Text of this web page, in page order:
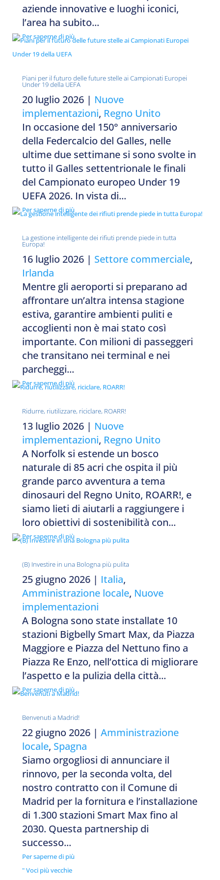
aziende innovative e luoghi iconici,
l’area ha subito...
Per saperne di più
Piani per il futuro delle future stelle ai Campionati Europei
Under 19 della UEFA
20 luglio 2026| Nuove
implementazioni, Regno Unito
In occasione del 150° anniversario
della Federcalcio del Galles, nelle
ultime due settimane si sono svolte in
tutto il Galles settentrionale le finali
del Campionato europeo Under 19
UEFA 2026. In vista di...
Per saperne di più
La gestione intelligente dei rifiuti prende piede in tutta
Europa!
16 luglio 2026| Settore commerciale,
Irlanda
Mentre gli aeroporti si preparano ad
affrontare un’altra intensa stagione
estiva, garantire ambienti puliti e
accoglienti non è mai stato così
importante. Con milioni di passeggeri
che transitano nei terminal e nei
parcheggi...
Per saperne di più
Ridurre, riutilizzare, riciclare, ROARR!
13 luglio 2026| Nuove
implementazioni, Regno Unito
A Norfolk si estende un bosco
naturale di 85 acri che ospita il più
grande parco avventura a tema
dinosauri del Regno Unito, ROARR!, e
siamo lieti di aiutarli a raggiungere i
loro obiettivi di sostenibilità con...
Per saperne di più
(B) Investire in una Bologna più pulita
25 giugno 2026| Italia,
Amministrazione locale, Nuove
implementazioni
A Bologna sono state installate 10
stazioni Bigbelly Smart Max, da Piazza
Maggiore e Piazza del Nettuno fino a
Piazza Re Enzo, nell’ottica di migliorare
l’aspetto e la pulizia della città...
Per saperne di più
Benvenuti a Madrid!
22 giugno 2026| Amministrazione
locale, Spagna
Siamo orgogliosi di annunciare il
rinnovo, per la seconda volta, del
nostro contratto con il Comune di
Madrid per la fornitura e l’installazione
di 1.300 stazioni Smart Max fino al
2030. Questa partnership di
successo...
Per saperne di più
" Voci più vecchie